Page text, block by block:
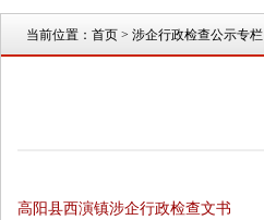
当前位置： 首页 > 涉企行政检查公示专栏
高阳县西演镇涉企行政检查文书